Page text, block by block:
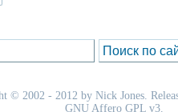
© 2002 - 2012 by Nick Jones.
GNU Affero GPL v3.